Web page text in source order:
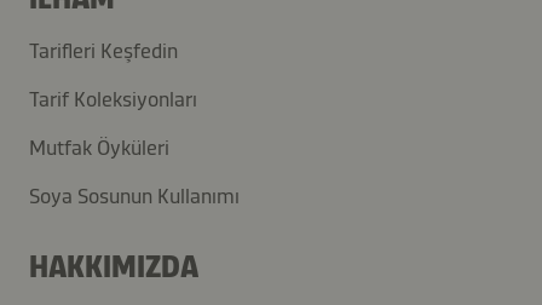
Tarifleri Keşfedin
Tarif Koleksiyonları
Mutfak Öyküleri
Soya Sosunun Kullanımı
HAKKIMIZDA